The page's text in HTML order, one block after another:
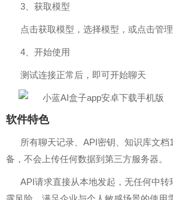
3、获取模型
点击获取模型，选择模型，或点击管
4、开始使用
测试连接正常后，即可开始聊天
软件特色
所有聊天记录、API密钥、知识库文档
备，不会上传任何数据到第三方服务器。
API请求直接从本地发起，无任何中